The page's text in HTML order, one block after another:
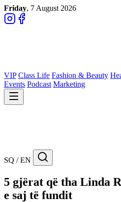
Friday, 7 August 2026
VIP Class Life Fashion & Beauty
Events Podcast Marketing
SQ / EN
5 gjërat që tha Linda
e saj të fundit